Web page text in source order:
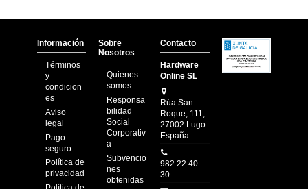
Información
Términos
y
condicion
es
Aviso
legal
Pago
seguro
Política de
privacidad
Sobre
Nosotros
Quienes
somos
Responsa
bilidad
Social
Corporativ
a
Subvencio
nes
obtenidas
Contacto
Hardware
Online SL
Rúa San
Roque, 111,
27002 Lugo
España
982 22 40
30